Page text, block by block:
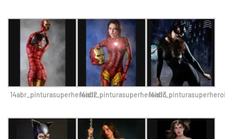
14abr_pinturasuperherois1214abr_pinturasuperherois13